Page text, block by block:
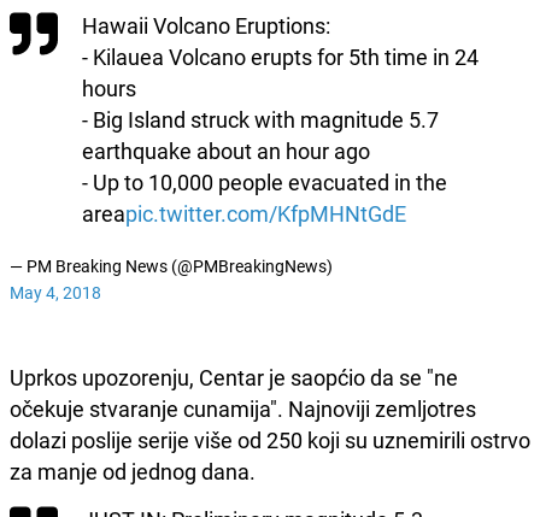
Hawaii Volcano Eruptions:
- Kilauea Volcano erupts for 5th time in 24
hours
- Big Island struck with magnitude 5.7
earthquake about an hour ago
- Up to 10,000 people evacuated in the
areapic.twitter.com/KfpMHNtGdE
— PM Breaking News (@PMBreakingNews)
May 4, 2018
Uprkos upozorenju, Centar je saopćio da se "ne
očekuje stvaranje cunamija". Najnoviji zemljotres
dolazi poslije serije više od 250 koji su uznemirili ostrvo
za manje od jednog dana.